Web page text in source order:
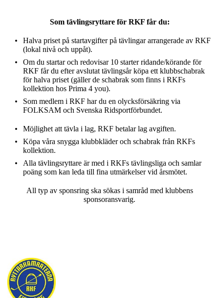
Som tävlingsryttare för RKF får du:
Halva priset på startavgifter på tävlingar arrangerade av RKF
(lokal nivå och uppåt).
Om du startar och redovisar 10 starter ridande/körande för
RKF får du efter avslutat tävlingsår köpa ett klubbschabrak
för halva priset (gäller de schabrak som finns i RKFs
kollektion hos Prima 4 you).
Som medlem i RKF har du en olycksförsäkring via
FOLKSAM och Svenska Ridsportförbundet.
Möjlighet att tävla i lag, RKF betalar lag avgiften.
Köpa våra snygga klubbkläder och schabrak från RKFs
kollektion.
Alla tävlingsryttare är med i RKFs tävlingsliga och samlar
poäng som kan leda till fina utmärkelser vid årsmötet.
All typ av sponsring ska sökas i samråd med klubbens
sponsoransvarig.